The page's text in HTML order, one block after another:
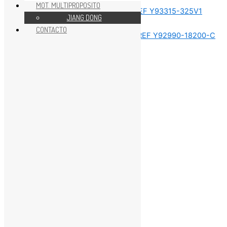
REPUESTOS MOTOR 75HP
MOT. MULTIPROPOSITO
JIANG DONG
CONTACTO